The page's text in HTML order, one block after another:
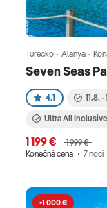
Seven Seas
Turecko · Alanya ·
4.1 11.8.
Ultra All Inclusive
1 199 €
1 999 €
Konečná cena
7 nocí
-1 000 €